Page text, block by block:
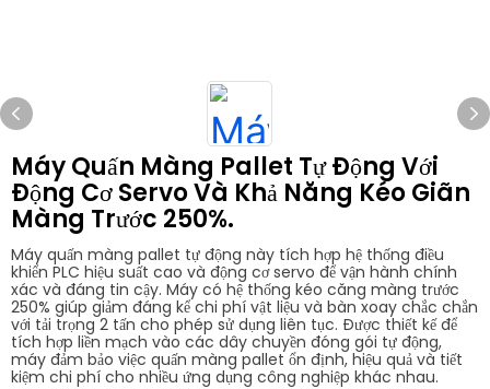
Máy Quấn Màng Pallet Tự Động Với
Động Cơ Servo Và Khả Năng Kéo Giãn
Màng Trước 250%.
Máy quấn màng pallet tự động này tích hợp hệ thống điều
khiển PLC hiệu suất cao và động cơ servo để vận hành chính
xác và đáng tin cậy. Máy có hệ thống kéo căng màng trước
250% giúp giảm đáng kể chi phí vật liệu và bàn xoay chắc chắn
với tải trọng 2 tấn cho phép sử dụng liên tục. Được thiết kế để
tích hợp liền mạch vào các dây chuyền đóng gói tự động,
máy đảm bảo việc quấn màng pallet ổn định, hiệu quả và tiết
kiệm chi phí cho nhiều ứng dụng công nghiệp khác nhau.